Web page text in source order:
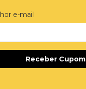
e-mail
Receber Cupom